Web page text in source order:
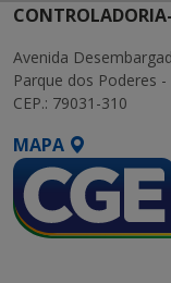
Avenida
Parque dos Poderes
CEP.: 79031-310
MAPA